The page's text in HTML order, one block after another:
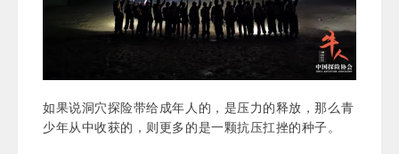
如果说洞穴探险带给成年人的，是压力的释放，那么青
少年从中收获的，则更多的是一颗抗压扛挫的种子。